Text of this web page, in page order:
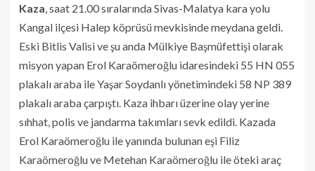
Kaza, saat 21.00 sıralarında Sivas-Malatya kara yolu
Kangal ilçesi Halep köprüsü mevkisinde meydana geldi.
Eski Bitlis Valisi ve şu anda Mülkiye Başmüfettişi olarak
misyon yapan Erol Karaömeroğlu idaresindeki 55 HN 055
plakalı araba ile Yaşar Soydanlı yönetimindeki 58 NP 389
plakalı araba çarpıştı. Kaza ihbarı üzerine olay yerine
sıhhat, polis ve jandarma takımları sevk edildi. Kazada
Erol Karaömeroğlu ile yanında bulunan eşi Filiz
Karaömeroğlu ve Metehan Karaömeroğlu ile öteki araç